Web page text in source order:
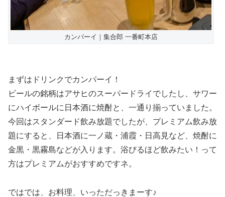
カンパーイ｜集合郎 一番町本店
まずはドリンクでカンパーイ！
ビールの銘柄はアサヒのスーパードライでしたし、サワー
にハイボールに日本酒に焼酎と、一通り揃っていました。
今回はスタンダード飲み放題でしたが、プレミアム飲み放
題にすると、日本酒に一ノ蔵・浦霞・日高見など、焼酎に
金黒・黒霧島などが入ります。浴びるほど飲みたい！って
方はプレミアムがおすすめですネ。
ではでは、お料理、いっただっきまーす♪